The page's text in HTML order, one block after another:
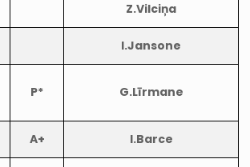
Z.Vilciņa
I.Jansone
P* G.Līrmane
A+ I.Barce